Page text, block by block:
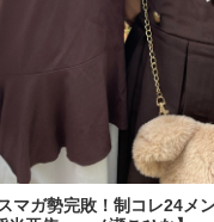
マガ勢完敗！制コレ24メ